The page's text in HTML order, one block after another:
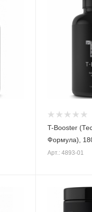
T-Booster
Формула),
Арт.: 4893-01